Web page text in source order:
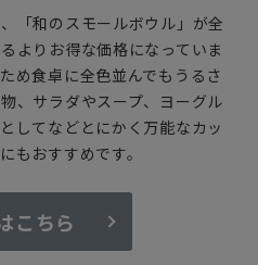
「和のスモールボウル」が全
よりお得な価格になっていま
め食卓に全色並んでもうるさ
、サラダやスープ、ヨーグル
してなどとにかく万能なカッ
もおすすめです。
こちら